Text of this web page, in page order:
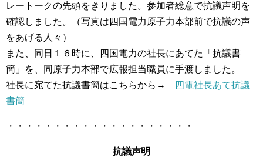
レートークの先頭をきりました。参加者総意で抗議声明を
確認しました。（写真は四国電力原子力本部前で抗議の声
をあげる人々）
また、同日１６時に、四国電力の社長にあてた「抗議書
簡」を、同原子力本部で広報担当職員に手渡しました。
社長に宛てた抗議書簡はこちらから→
四電社長あて抗議
書簡
・・・・・・・・・・・・・・・・・・・・
抗議声明